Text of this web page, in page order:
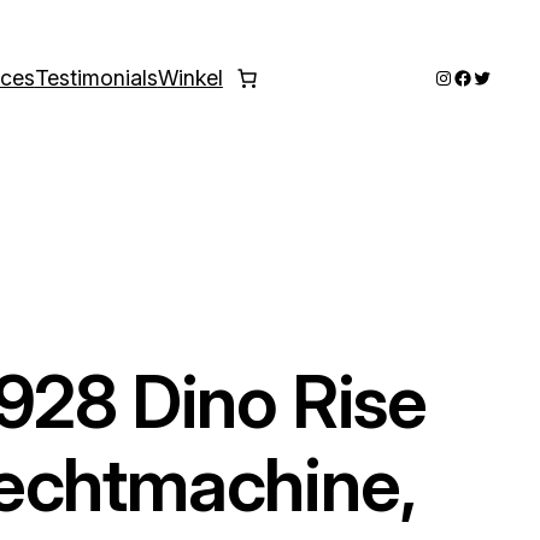
TestimonialsWinkel Instagram
Twitter
Dino Rise